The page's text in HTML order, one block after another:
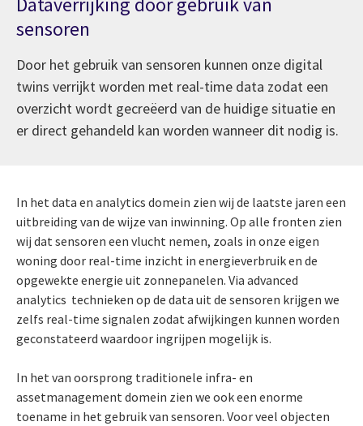
sensoren
Door het gebruik van sensoren kunnen onze digital
twins verrijkt worden met real-time data zodat een
overzicht wordt gecreëerd van de huidige situatie en
er direct gehandeld kan worden wanneer dit nodig is.
In het data en analytics domein zien wij de laatste jaren een
uitbreiding van de wijze van inwinning. Op alle fronten zien
wij dat sensoren een vlucht nemen, zoals in onze eigen
woning door real-time inzicht in energieverbruik en de
opgewekte energie uit zonnepanelen. Via advanced
analytics technieken op de data uit de sensoren krijgen we
zelfs real-time signalen zodat afwijkingen kunnen worden
geconstateerd waardoor ingrijpen mogelijk is.
In het van oorsprong traditionele infra- en
assetmanagement domein zien we ook een enorme
toename in het gebruik van sensoren. Voor veel objecten